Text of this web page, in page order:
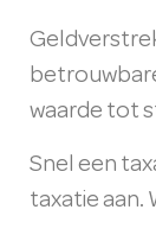
waarde tot
Snel een
taxatie aan.